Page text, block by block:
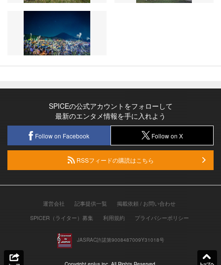
SPICEの公式アカウントをフォローして
最新のエンタメ情報を手に入れよう
Follow on Facebook Follow on X
RSSフィードの購読はこちら
運営会社 記事提供一覧
掲載依頼 / お問い合わせ
SPICER（ライター）募集
利用規約 プライバシーポリシー
JASRAC許諾第9008487009Y31018号